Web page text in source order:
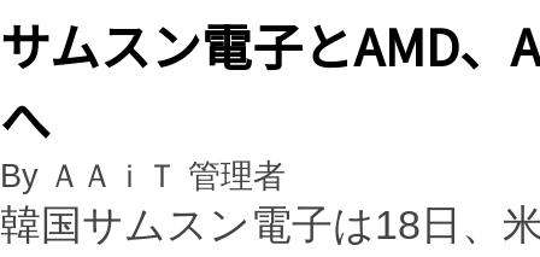
サムスン電子とAMD、
へ
By ＡＡｉＴ 管理者
韓国サムスン電子は18日、